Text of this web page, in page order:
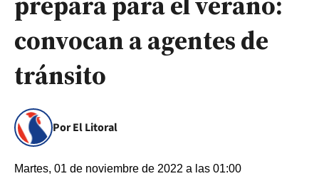
convocan a agentes de
tránsito
Por El Litoral
Martes, 01 de noviembre de 2022 a las 01:00